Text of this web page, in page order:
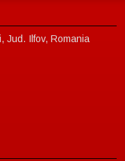
Jud. Ilfov, Romania